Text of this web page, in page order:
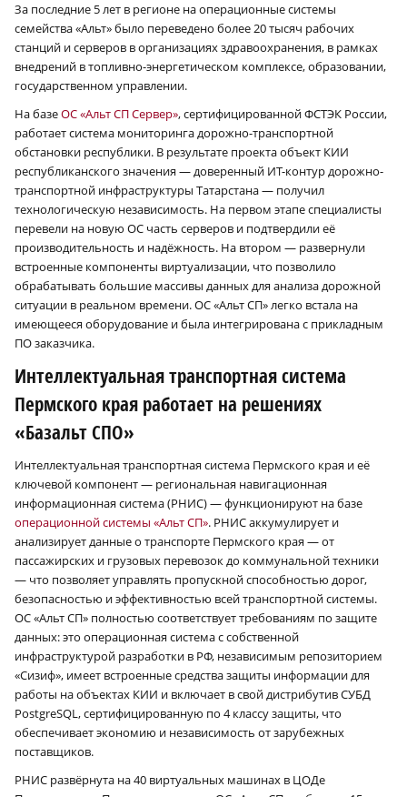
За последние 5 лет в регионе на операционные системы
семейства «Альт» было переведено более 20 тысяч рабочих
станций и серверов в организациях здравоохранения, в рамках
внедрений в топливно-энергетическом комплексе, образовании,
государственном управлении.
На базеОС «Альт СП Сервер», сертифицированной ФСТЭК России,
работает система мониторинга дорожно-транспортной
обстановки республики. В результате проекта объект КИИ
республиканского значения — доверенный ИТ-контур дорожно-
транспортной инфраструктуры Татарстана — получил
технологическую независимость. На первом этапе специалисты
перевели на новую ОС часть серверов и подтвердили её
производительность и надёжность. На втором — развернули
встроенные компоненты виртуализации, что позволило
обрабатывать большие массивы данных для анализа дорожной
ситуации в реальном времени. ОС «Альт СП» легко встала на
имеющееся оборудование и была интегрирована с прикладным
ПО заказчика.
Интеллектуальная транспортная система
Пермского края работает на решениях
«Базальт СПО»
Интеллектуальная транспортная система Пермского края и её
ключевой компонент — региональная навигационная
информационная система (РНИС) — функционируют на базе
операционной системы «Альт СП». РНИС аккумулирует и
анализирует данные о транспорте Пермского края — от
пассажирских и грузовых перевозок до коммунальной техники
— что позволяет управлять пропускной способностью дорог,
безопасностью и эффективностью всей транспортной системы.
ОС «Альт СП» полностью соответствует требованиям по защите
данных: это операционная система с собственной
инфраструктурой разработки в РФ, независимым репозиторием
«Сизиф», имеет встроенные средства защиты информации для
работы на объектах КИИ и включает в свой дистрибутив СУБД
PostgreSQL, сертифицированную по 4 классу защиты, что
обеспечивает экономию и независимость от зарубежных
поставщиков.
РНИС развёрнута на 40 виртуальных машинах в ЦОДе